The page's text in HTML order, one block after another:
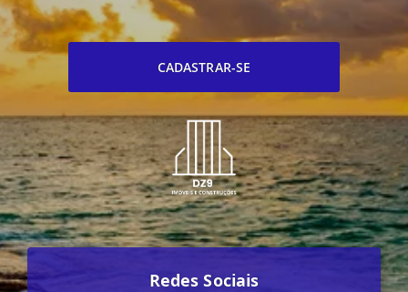
CADASTRAR-SE
Redes Sociais